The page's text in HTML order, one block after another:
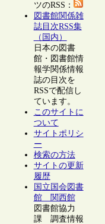
ツのRSS：
図書館関係雑
誌目次RSS集
（国内）
日本の図書
館・図書館情
報学関係情報
誌の目次を
RSSで配信し
ています。
このサイトに
ついて
サイトポリシ
ー
検索の方法
サイトの更新
履歴
国立国会図書
館 関西館
図書館協力
課 調査情報